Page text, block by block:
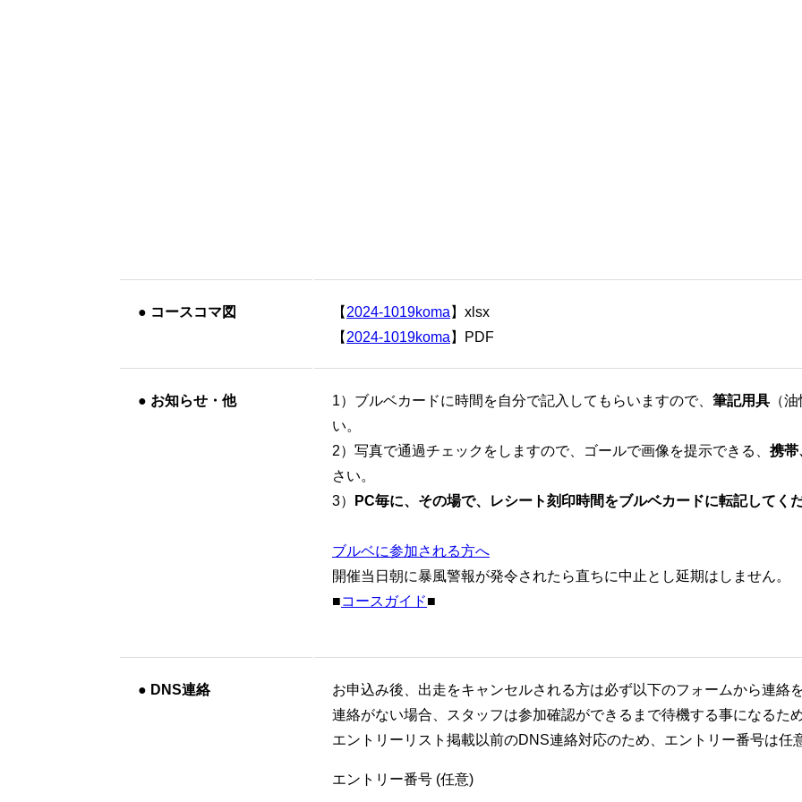
● コースコマ図 【 2024-1019koma 】xlsx
【 2024-1019koma 】PDF
● お知らせ・他 1）ブルベカードに時間を自分で記入してもらいますので、 筆記用具 （
い。
2）写真で通過チェックをしますので、ゴールで画像を提示できる、 携帯
さい。
3）
PC毎に、その場で、レシート刻印時間をブルベカードに転記してくだ
ブルベに参加される方へ
開催当日朝に暴風警報が発令されたら直ちに中止とし延期はしません。
■コースガイド■
● DNS連絡
お申込み後、出走をキャンセルされる方は必ず以下のフォームから連絡
連絡がない場合、スタッフは参加確認ができるまで待機する事になるた
エントリーリスト掲載以前のDNS連絡対応のため、エントリー番号は任
エントリー番号 (任意)